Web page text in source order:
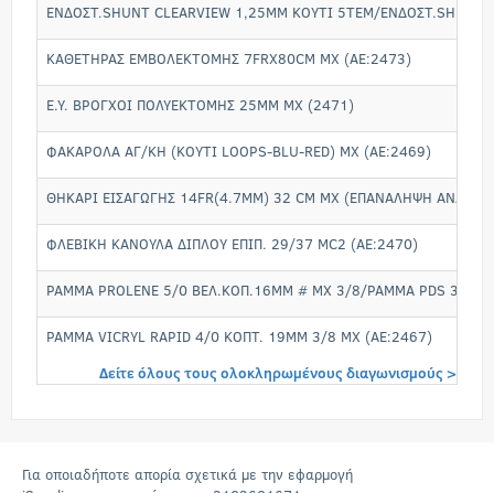
ΕΝΔΟΣΤ.SHUNT CLEARVIEW 1,25MM ΚΟΥΤΙ 5ΤΕΜ/
ΚΑΘΕΤΗΡΑΣ ΕΜΒΟΛΕΚΤΟΜΗΣ 7FRX80CM MX (ΑΕ:2473)
Ε.Υ. ΒΡΟΓΧΟΙ ΠΟΛΥΕΚΤΟΜΗΣ 25ΜΜ ΜΧ (2471)
ΦΑΚΑΡΟΛΑ ΑΓ/ΚΗ (ΚΟΥΤΙ LOOPS-BLU-RED) ΜΧ (ΑΕ:2469)
ΘΗΚΑΡΙ ΕΙΣΑΓΩΓΗΣ 14FR(4.7MM) 32 CM MX (ΕΠΑΝΑΛΗΨΗ
ΦΛΕΒΙΚΗ ΚΑΝΟΥΛΑ ΔΙΠΛΟΥ ΕΠΙΠ. 29/37 MC2 (ΑΕ:2470)
ΡΑΜΜΑ PROLENE 5/0 ΒΕΛ.ΚΟΠ.16ΜΜ # ΜΧ 3/8/ΡΑΜΜΑ PDS 3/
ΡΑΜΜΑ VICRYL RAPID 4/0 ΚΟΠΤ. 19ΜΜ 3/8 ΜΧ (ΑΕ:2467)
Δείτε όλους τους ολοκληρωμένους διαγωνισμούς >
Για οποιαδήποτε απορία σχετικά με την εφαρμογή